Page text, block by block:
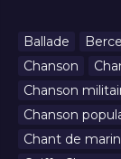
Ballade
Chanson
Chanson
Chanson
Chant de